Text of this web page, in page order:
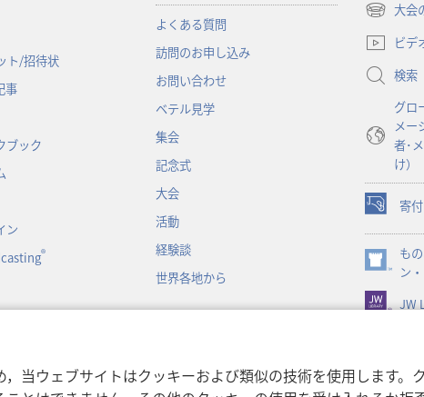
当ウェブサイトはクッキーおよび類似の技術を使用します
ト/招待状
事
ブック
ン
®
書朗読
よくある質問
訪問のお申し込み
お問い合わせ
ベテル見学
集会
記念式
大会
活動
経験談
世界各地から
大会
（新
し
タ
開
ビデ
検索
グロ
メー
者･
け）
寄付
（新
し
い
タ
ブ
で
も
ン
（新
し
い
で
開
JW